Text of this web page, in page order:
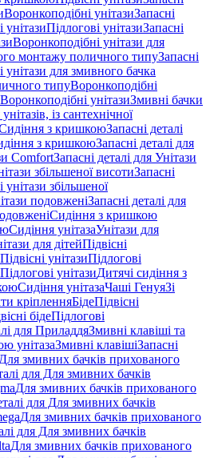
Воронкоподібні унітазиЗапасні
унітазиПідлогові унітазиЗапасні
Воронкоподібні унітази для
монтажу поличного типуЗапасні
унітази для змивного бачка
типуВоронкоподібні
унітазиЗмивні бачки
із сантехнічної
з кришкоюЗапасні деталі
з кришкоюЗапасні деталі для
ComfortЗапасні деталі для Унітази
збільшеної висотиЗапасні
збільшеної
подовженіЗапасні деталі для
Сидіння з кришкою
Сидіння унітазаУнітази для
для дітейПідвісні
унітазиПідлогові
унітазиДитячі сидіння з
Сидіння унітазаЧаші ГенуяЗі
кріпленняБідеПідвісні
бідеПідлогові
для ПриладдяЗмивні клавіші та
унітазаЗмивні клавішіЗапасні
Для змивних бачків прихованого
для Для змивних бачків
Для змивних бачків прихованого
для Для змивних бачків
Для змивних бачків прихованого
для Для змивних бачків
Для змивних бачків прихованого